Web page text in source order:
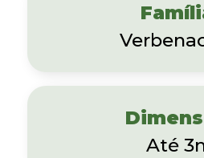
Até